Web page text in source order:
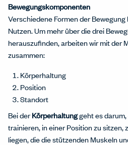
Bewegungskomponenten
Verschiedene Formen der
Nutzen. Um mehr über die drei
herauszufinden, arbeiten wir mit der
zusammen:
Körperhaltung
Position
Standort
Bei derKörperhaltunggeht es darum,
trainieren, in einer Position zu sitzen,
liegen, die die stützenden Muskeln